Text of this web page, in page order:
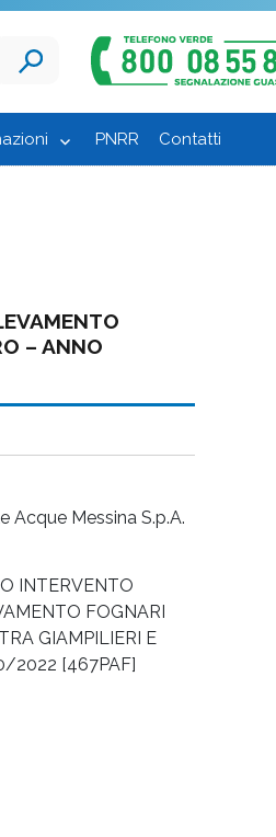
PNRR Contatti
– ANNO
Acque Messina S.p.A.
INTERVENTO
FOGNARI
GIAMPILIERI E
2022 [467PAF]